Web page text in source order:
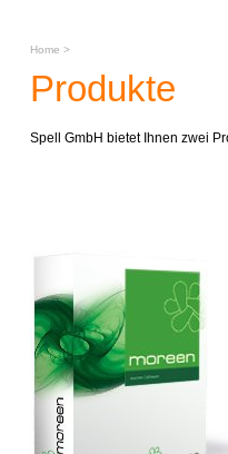
Home >
Produkte
Spell GmbH bietet Ihnen zwei